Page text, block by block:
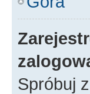
Spróbuj